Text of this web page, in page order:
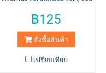
฿125
สั่งซื้อสินค้า
เปรียบเทียบ